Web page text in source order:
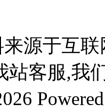
源于互
站客服,我